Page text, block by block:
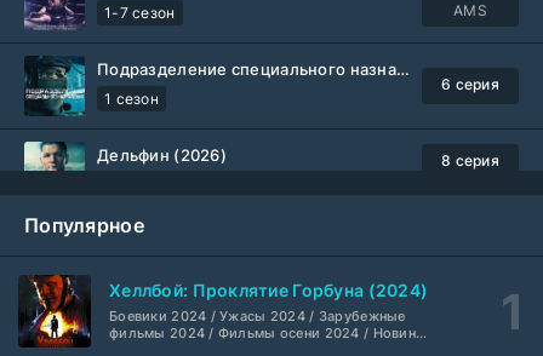
1-7 сезон
AMS
Подразделение специального назначения (2026)
1 сезон
6 серия
Дельфин (2026)
8 серия
Шугар (2026)
Популярное
Хеллбой: Проклятие Горбуна (2024)
Боевики 2024 / Ужасы 2024 / Зарубежные
фильмы 2024 / Фильмы осени 2024 / Новинки